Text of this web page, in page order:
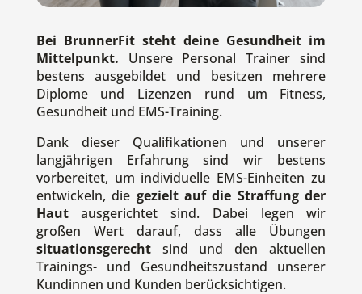
Bei BrunnerFit steht deine Gesundheit im
Mittelpunkt. Unsere Personal Trainer sind
bestens ausgebildet und besitzen mehrere
Diplome und Lizenzen rund um Fitness,
Gesundheit und EMS-Training.
Dank dieser Qualifikationen und unserer
langjährigen Erfahrung sind wir bestens
vorbereitet, um individuelle EMS-Einheiten zu
entwickeln, die gezielt auf die Straffung der
Hautausgerichtet sind. Dabei legen wir
großen Wert darauf, dass alle Übungen
situationsgerechtsind und den aktuellen
Trainings- und Gesundheitszustand unserer
Kundinnen und Kunden berücksichtigen.